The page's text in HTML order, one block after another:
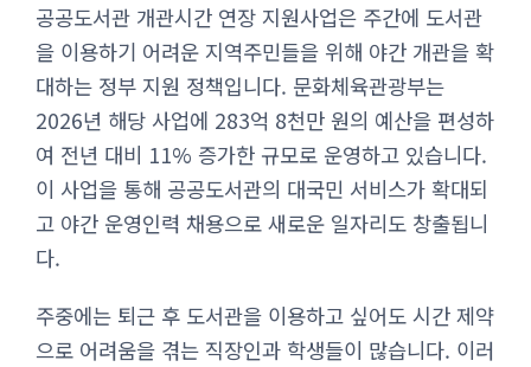
공공도서관 개관시간 연장 지원사업은 주간에 도서관
을 이용하기 어려운 지역주민들을 위해 야간 개관을 확
대하는 정부 지원 정책입니다. 문화체육관광부는
2026년 해당 사업에 283억 8천만 원의 예산을 편성하
여 전년 대비 11% 증가한 규모로 운영하고 있습니다.
이 사업을 통해 공공도서관의 대국민 서비스가 확대되
고 야간 운영인력 채용으로 새로운 일자리도 창출됩니
다.
주중에는 퇴근 후 도서관을 이용하고 싶어도 시간 제약
으로 어려움을 겪는 직장인과 학생들이 많습니다. 이러